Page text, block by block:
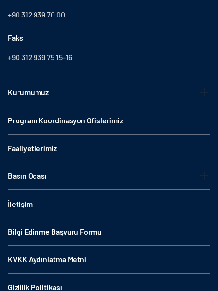
+90 312 939 70 00
Faks
+90 312 939 75 15-16
Kurumumuz
Program Koordinasyon Ofislerimiz
Faaliyetlerimiz
Basın Odası
İletişim
Bilgi Edinme Başvuru Formu
KVKK Aydınlatma Metni
Gizlilik Politikası